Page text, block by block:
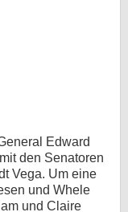
Edward
den Senatoren
Vega. Um eine
und Whele
und Claire